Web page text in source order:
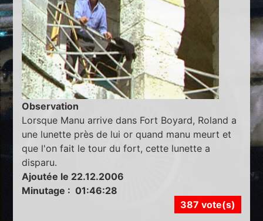
Observation
Lorsque Manu arrive dans Fort Boyard, Roland a
une lunette près de lui or quand manu meurt et
que l'on fait le tour du fort, cette lunette a
disparu.
Ajoutée le 22.12.2006
Minutage : 01:46:28
387 vote(s)